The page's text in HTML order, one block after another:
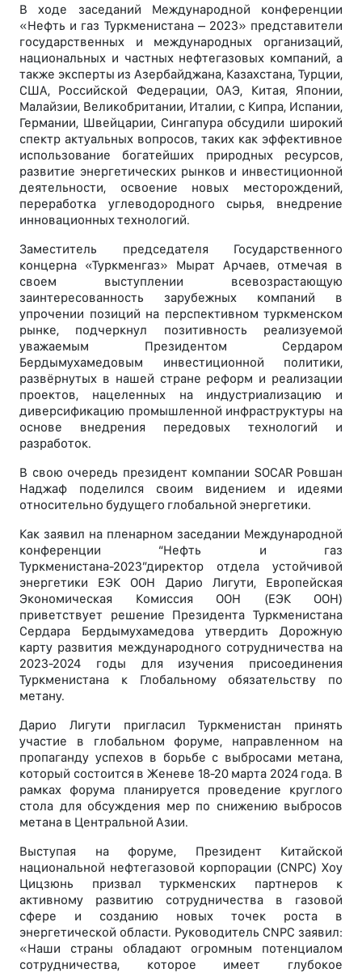
В ходе заседаний Международной конференции
«Нефть и газ Туркменистана – 2023» представители
государственных и международных организаций,
национальных и частных нефтегазовых компаний, а
также эксперты из Азербайджана, Казахстана, Турции,
США, Российской Федерации, ОАЭ, Китая, Японии,
Малайзии, Великобритании, Италии, с Кипра, Испании,
Германии, Швейцарии, Сингапура обсудили широкий
спектр актуальных вопросов, таких как эффективное
использование богатейших природных ресурсов,
развитие энергетических рынков и инвестиционной
деятельности, освоение новых месторождений,
переработка углеводородного сырья, внедрение
инновационных технологий.
Заместитель председателя Государственного
концерна «Туркменгаз» Мырат Арчаев, отмечая в
своем выступлении всевозрастающую
заинтересованность зарубежных компаний в
упрочении позиций на перспективном туркменском
рынке, подчеркнул позитивность реализуемой
уважаемым Президентом Сердаром
Бердымухамедовым инвестиционной политики,
развёрнутых в нашей стране реформ и реализации
проектов, нацеленных на индустриализацию и
диверсификацию промышленной инфраструктуры на
основе внедрения передовых технологий и
разработок.
В свою очередь президент компании SOCAR Ровшан
Наджаф поделился своим видением и идеями
относительно будущего глобальной энергетики.
Как заявил на пленарном заседании Международной
конференции “Нефть и газ
Туркменистана-2023”директор отдела устойчивой
энергетики ЕЭК ООН Дарио Лигути, Европейская
Экономическая Комиссия ООН (ЕЭК ООН)
приветствует решение Президента Туркменистана
Сердара Бердымухамедова утвердить Дорожную
карту развития международного сотрудничества на
2023-2024 годы для изучения присоединения
Туркменистана к Глобальному обязательству по
метану.
Дарио Лигути пригласил Туркменистан принять
участие в глобальном форуме, направленном на
пропаганду успехов в борьбе с выбросами метана,
который состоится в Женеве 18-20 марта 2024 года. В
рамках форума планируется проведение круглого
стола для обсуждения мер по снижению выбросов
метана в Центральной Азии.
Выступая на форуме, Президент Китайской
национальной нефтегазовой корпорации (CNPC) Хоу
Цицзюнь призвал туркменских партнеров к
активному развитию сотрудничества в газовой
сфере и созданию новых точек роста в
энергетической области. Руководитель CNPC заявил:
«Наши страны обладают огромным потенциалом
сотрудничества, которое имеет глубокое